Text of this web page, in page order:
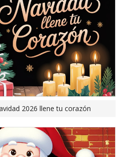
2026 llene tu corazón